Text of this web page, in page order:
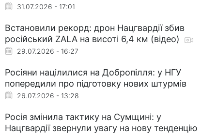
31.07.2026 - 17:01
Встановили рекорд: дрон Нацгвардії збив
російський ZALA на висоті 6,4 км (відео)
29.07.2026 - 16:27
Росіяни націлилися на Добропілля: у НГУ
попередили про підготовку нових штурмів
26.07.2026 - 13:28
Росія змінила тактику на Сумщині: у
Нацгвардії звернули увагу на нову тенденцію